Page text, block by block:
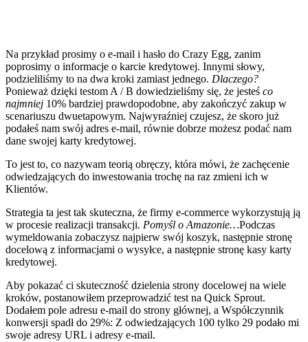
Na przykład prosimy o e-mail i hasło do Crazy Egg, zanim
poprosimy o informacje o karcie kredytowej. Innymi słowy,
podzieliliśmy to na dwa kroki zamiast jednego. Dlaczego?
Ponieważ dzięki testom A / B dowiedzieliśmy się, że jesteś co
najmniej 10% bardziej prawdopodobne, aby zakończyć zakup w
scenariuszu dwuetapowym. Najwyraźniej czujesz, że skoro już
podałeś nam swój adres e-mail, równie dobrze możesz podać nam
dane swojej karty kredytowej.
To jest to, co nazywam teorią obręczy, która mówi, że zachęcenie
odwiedzających do inwestowania trochę na raz zmieni ich w
Klientów.
Strategia ta jest tak skuteczna, że firmy e-commerce wykorzystują ją
w procesie realizacji transakcji. Pomyśl o Amazonie…Podczas
wymeldowania zobaczysz najpierw swój koszyk, następnie stronę
docelową z informacjami o wysyłce, a następnie stronę kasy karty
kredytowej.
Aby pokazać ci skuteczność dzielenia strony docelowej na wiele
kroków, postanowiłem przeprowadzić test na Quick Sprout.
Dodałem pole adresu e-mail do strony głównej, a Współczynnik
konwersji spadł do 29%: Z odwiedzających 100 tylko 29 podało mi
swoje adresy URL i adresy e-mail.